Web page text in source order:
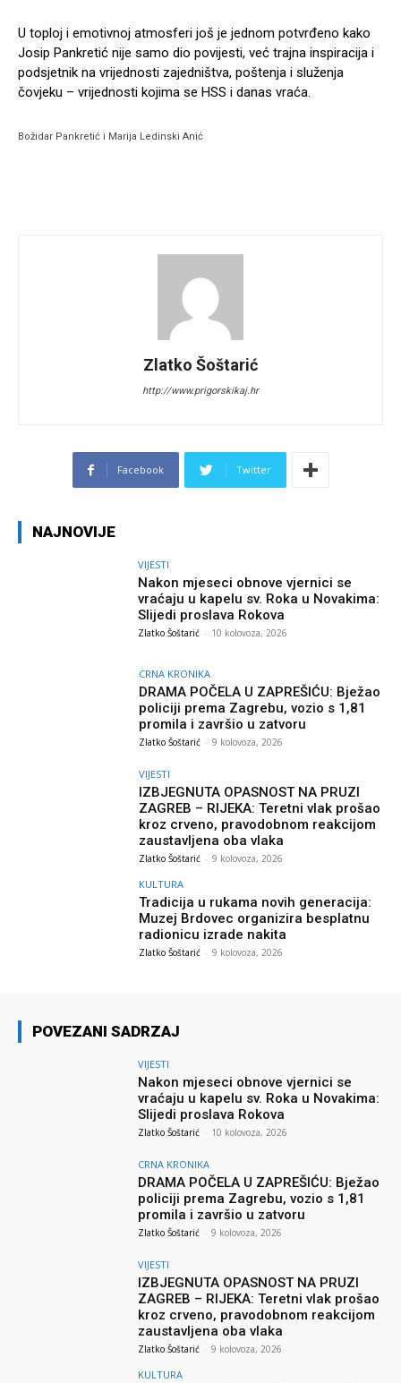
U toploj i emotivnoj atmosferi još je jednom potvrđeno kako
Josip Pankretić nije samo dio povijesti, već trajna inspiracija i
podsjetnik na vrijednosti zajedništva, poštenja i služenja
čovjeku – vrijednosti kojima se HSS i danas vraća.
Božidar Pankretić i Marija Ledinski Anić
Zlatko Šoštarić
http://www.prigorskikaj.hr
Facebook Twitter
NAJNOVIJE
VIJESTI
Nakon mjeseci obnove vjernici se
vraćaju u kapelu sv. Roka u Novakima:
Slijedi proslava Rokova
Zlatko Šoštarić - 10 kolovoza, 2026
CRNA KRONIKA
DRAMA POČELA U ZAPREŠIĆU: Bježao
policiji prema Zagrebu, vozio s 1,81
promila i završio u zatvoru
Zlatko Šoštarić - 9 kolovoza, 2026
VIJESTI
IZBJEGNUTA OPASNOST NA PRUZI
ZAGREB – RIJEKA: Teretni vlak prošao
kroz crveno, pravodobnom reakcijom
zaustavljena oba vlaka
Zlatko Šoštarić - 9 kolovoza, 2026
KULTURA
Tradicija u rukama novih generacija:
Muzej Brdovec organizira besplatnu
radionicu izrade nakita
Zlatko Šoštarić - 9 kolovoza, 2026
POVEZANI SADRZAJ
VIJESTI
Nakon mjeseci obnove vjernici se
vraćaju u kapelu sv. Roka u Novakima:
Slijedi proslava Rokova
Zlatko Šoštarić - 10 kolovoza, 2026
CRNA KRONIKA
DRAMA POČELA U ZAPREŠIĆU: Bježao
policiji prema Zagrebu, vozio s 1,81
promila i završio u zatvoru
Zlatko Šoštarić - 9 kolovoza, 2026
VIJESTI
IZBJEGNUTA OPASNOST NA PRUZI
ZAGREB – RIJEKA: Teretni vlak prošao
kroz crveno, pravodobnom reakcijom
zaustavljena oba vlaka
Zlatko Šoštarić - 9 kolovoza, 2026
KULTURA